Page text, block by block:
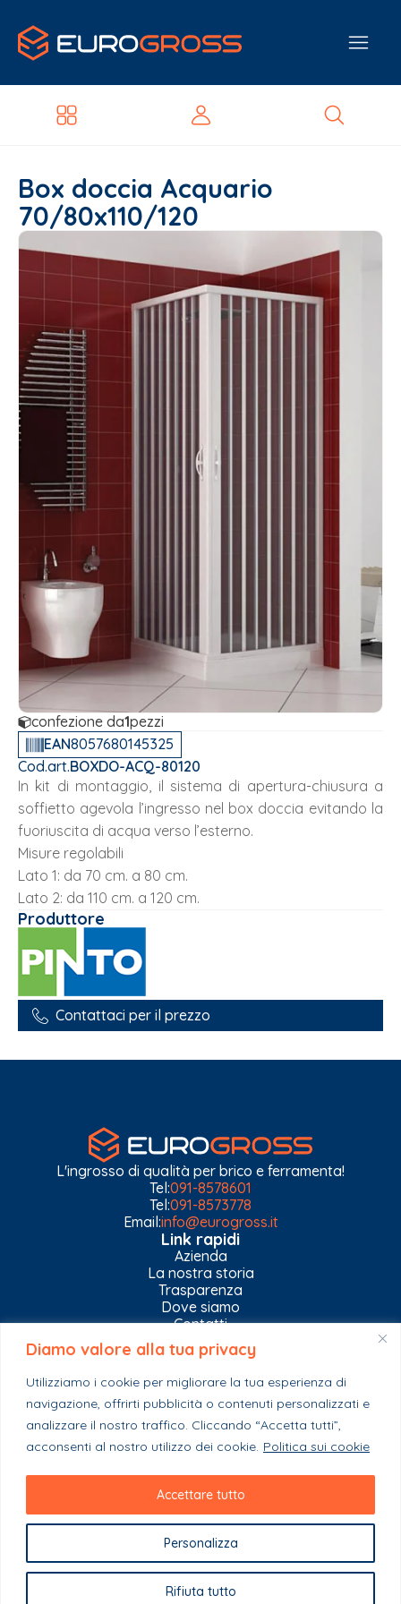
Diamo valore alla tua privacy
Utilizziamo i cookie per migliorare la tua esperienza di
navigazione, offrirti pubblicità o contenuti personalizzati e
analizzare il nostro traffico. Cliccando “Accetta tutti”,
acconsenti al nostro utilizzo dei cookie. Politica sui cookie
Personalizza
Rifiuta tutto
Accettare tutto
Box doccia Acquario
70/80x110/120
confezione da1pezzi
EAN8057680145325
Cod.art.BOXDO-ACQ-80120
In kit di montaggio, il sistema di apertura-chiusura a
soffietto agevola l’ingresso nel box doccia evitando la
fuoriuscita di acqua verso l’esterno.
Misure regolabili
Lato 1: da 70 cm. a 80 cm.
Lato 2: da 110 cm. a 120 cm.
Produttore
Contattaci per il prezzo
L'ingrosso di qualità per brico e ferramenta!
Tel:091-8578601
Tel:091-8573778
Email:info@eurogross.it
Link rapidi
Azienda
La nostra storia
Trasparenza
Dove siamo
Contatti
Privacy Policy
Gestisci impostazioni Cookies
Esplora il catalogo
Casa
Ferramenta & Co.
Giardino e agricoltura
Stagionali
Copyright 2023 - EuroGross Srl - P. IVA: 03999590825